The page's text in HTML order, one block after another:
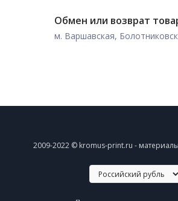
Обмен или возврат
м. Варшавская,
2009-2022 © kromus-print.ru -